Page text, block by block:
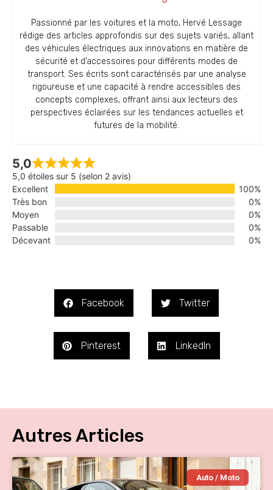
Passionné par les voitures et la moto, Hervé Lessage
rédige des articles approfondis sur des sujets variés, allant
des véhicules électriques aux innovations en matière de
sécurité et d’accessoires pour différents modes de
transport. Ses écrits sont caractérisés par une analyse
rigoureuse et une capacité à rendre accessibles des
concepts complexes, offrant ainsi aux lecteurs des
perspectives éclairées sur les tendances actuelles et
futures de la mobilité.
5,0
5,0 étoiles sur 5 (selon 2 avis)
Excellent
100%
Très bon
0%
Moyen
0%
Passable
0%
Décevant
0%
Facebook Twitter
Pinterest LinkedIn
Autres Articles
Auto / Moto